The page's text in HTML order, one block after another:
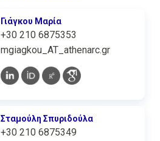
Γιάγκου Μαρία
+30 210 6875353
mgiagkou_AT_athenarc.gr
Σταμούλη Σπυριδούλα
+30 210 6875349